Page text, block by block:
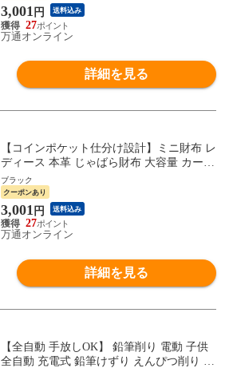
銭入れ レシートも収納可能 プレゼント TO
KAIZ Lite
3,001 円 送料込み
27
万通オンライン
詳細を見る
【コインポケット仕分け設計】ミニ財布 レ
ディース 本革 じゃばら財布 大容量 カード
収納 小銭仕分け 外ポケット付き スキミン
グ防止 かわいい ブランド コインソート 小
銭入れ レシートも収納可能 プレゼント TO
KAIZ Lite
ブラック
クーポンあり
3,001 円 送料込み
27
万通オンライン
詳細を見る
【全自動 手放しOK】 鉛筆削り 電動 子供
全自動 充電式 鉛筆けずり えんぴつ削り U